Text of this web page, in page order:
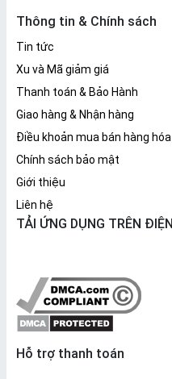
Thông tin & Chính sách
Tin tức
Xu và Mã giảm giá
Thanh toán & Bảo Hành
Giao hàng & Nhận hàng
Điều khoản mua bán hàng hóa
Chính sách bảo mật
Giới thiệu
Liên hệ
TẢI ỨNG DỤNG TRÊN
Hỗ trợ thanh toán